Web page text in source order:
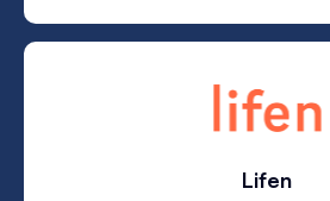
Lifen